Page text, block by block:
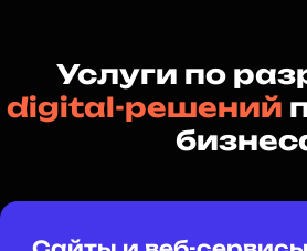
Услуги по
digital-решений